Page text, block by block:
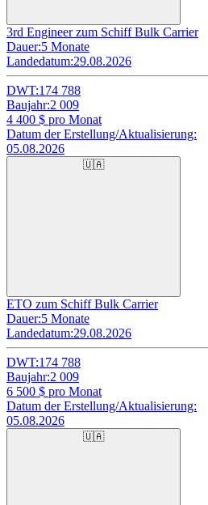
3rd Engineer zum Schiff Bulk Carrier
Dauer:5 Monate
Landedatum:29.08.2026
DWT:174 788
Baujahr:2 009
4 400 $ pro Monat
Datum der Erstellung/Aktualisierung:
05.08.2026
🇺🇦
ETO zum Schiff Bulk Carrier
Dauer:5 Monate
Landedatum:29.08.2026
DWT:174 788
Baujahr:2 009
6 500 $ pro Monat
Datum der Erstellung/Aktualisierung:
05.08.2026
🇺🇦